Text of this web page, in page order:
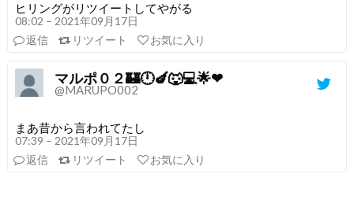
ヒリングがリツイートしてやがる
08:02 – 2021年09月17日
返信
リツイート お気に入り
マルポ０２🏰🕛🍆🐺💻🌟❤
@MARUPO002
まあ昔から言われてたし
07:39 – 2021年09月17日
返信
リツイート お気に入り